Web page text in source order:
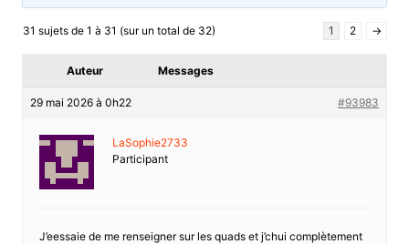
31 sujets de 1 à 31 (sur un total de 32) 1 2 →
Auteur Messages
29 mai 2026 à 0h22 #93983
LaSophie2733
Participant
J’eessaie de me renseigner sur les quads et j’chui complètement